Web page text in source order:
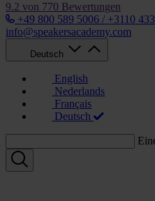
9.2 von 770 Bewertungen
+49 800 589 5006 / +3110
info@speakersacademy.com
Deutsch
English
Nederlands
Français
Deutsch